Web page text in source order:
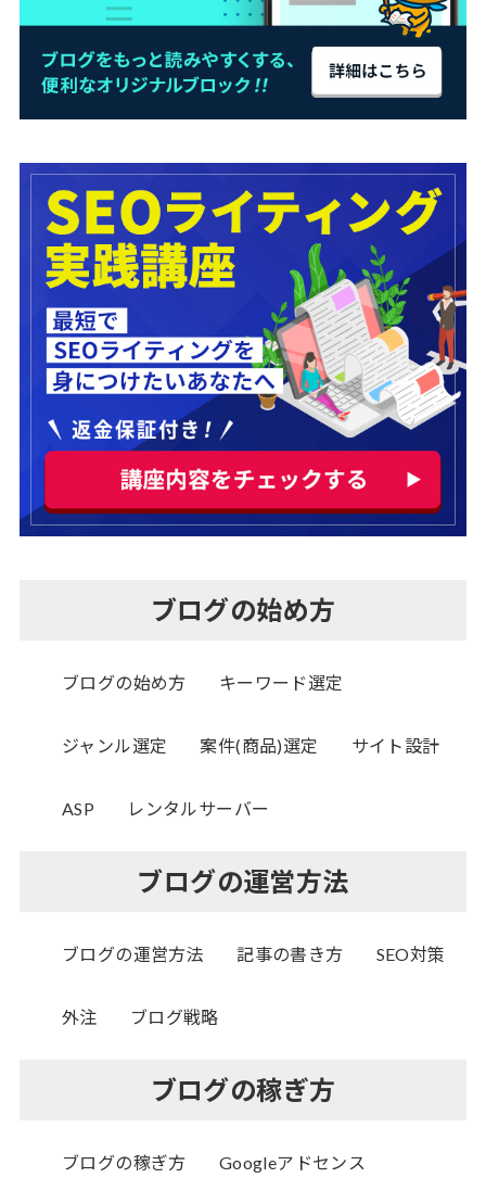
ブログの始め方
ブログの始め方 キーワード選定
ジャンル選定 案件(商品)選定 サイト設計
ASP レンタルサーバー
ブログの運営方法
ブログの運営方法 記事の書き方 SEO対策
外注 ブログ戦略
ブログの稼ぎ方
ブログの稼ぎ方 Googleアドセンス